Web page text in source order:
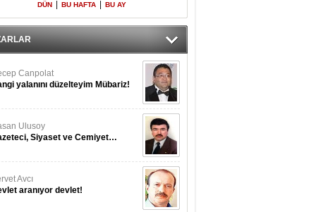
DÜN BU HAFTA BU AY
Canpolat
yalanını düzelteyim Mübariz!
Ulusoy
Siyaset ve Cemiyet…
Avcı
aranıyor devlet!